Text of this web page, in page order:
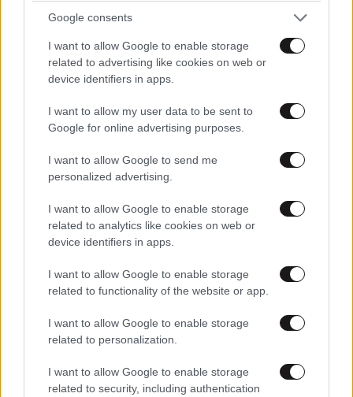
Google consents
I want to allow Google to enable storage
related to advertising like cookies on web or
device identifiers in apps.
I want to allow my user data to be sent to
Google for online advertising purposes.
I want to allow Google to send me
personalized advertising.
I want to allow Google to enable storage
related to analytics like cookies on web or
device identifiers in apps.
I want to allow Google to enable storage
related to functionality of the website or app.
I want to allow Google to enable storage
related to personalization.
I want to allow Google to enable storage
related to security, including authentication
ΟΙΚΟΝΟΜΙΑ08·08·2026 13:03
τηλεφώνημα από την ΑΑΔΕ για φορολογικές